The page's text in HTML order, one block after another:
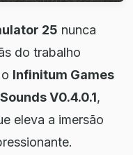
25 nunca
do trabalho
Infinitum Games
V0.4.0.1,
eleva a imersão